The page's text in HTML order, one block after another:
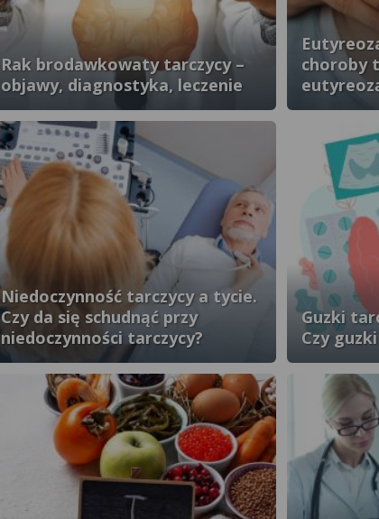
Rak brodawkowaty tarczycy –
objawy, diagnostyka, leczenie
choroby
Niedoczynność tarczycy a tycie.
Czy da się schudnąć przy
niedoczynności tarczycy?
Guzki
Czy